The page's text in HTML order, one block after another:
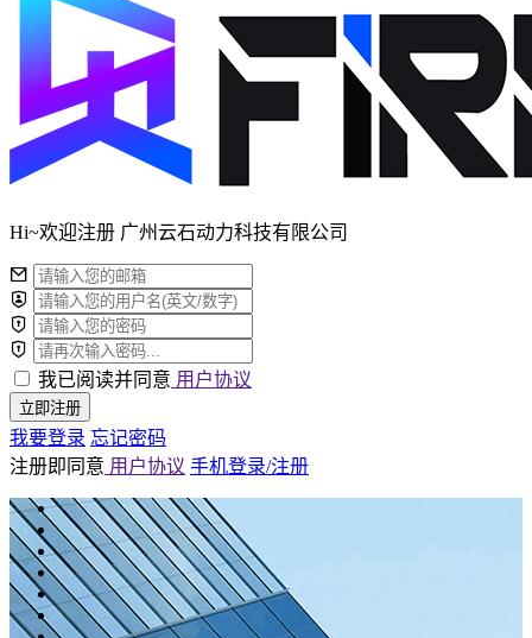
Hi~欢迎注册 广州云石动力科技有限公司
我已阅读并同意 用户协议
立即注册
我要登录 忘记密码
注册即同意 用户协议 手机登录/注册